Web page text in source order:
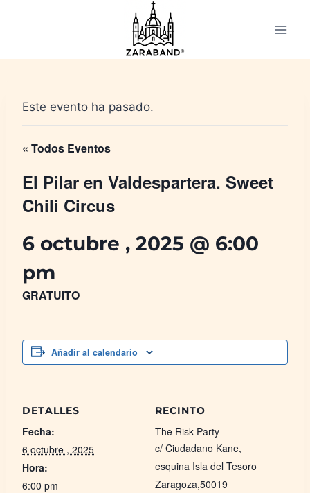
Este evento ha pasado.
« Todos Eventos
El Pilar en Valdespartera. Sweet
Chili Circus
6 octubre , 2025 @ 6:00
pm
GRATUITO
Añadir al calendario
DETALLES
Fecha:
6 octubre , 2025
Hora:
6:00 pm
RECINTO
The Risk Party
c/ Ciudadano Kane,
esquina Isla del Tesoro
Zaragoza,50019